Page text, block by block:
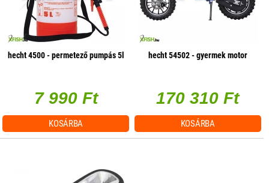
hecht 4500 - permetező pumpás 5l
7 990 Ft
KOSÁRBA
hecht 54502 - gyermek motor
170 310 Ft
KOSÁRBA